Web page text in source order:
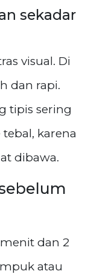
sekadar
visual. Di
dan rapi.
tipis sering
karena
dibawa.
dan 2
atau